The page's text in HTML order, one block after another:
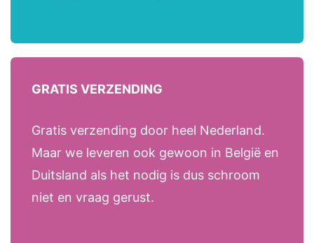
GRATIS VERZENDING
Gratis verzending door heel Nederland.
Maar we leveren ook gewoon in België en
Duitsland als het nodig is dus schroom
niet en vraag gerust.